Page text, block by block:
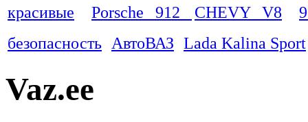
красивые
Porsche 912 CHEVY V8
безопасность АвтоВАЗ Lada Kalina Sport
Vaz.ee